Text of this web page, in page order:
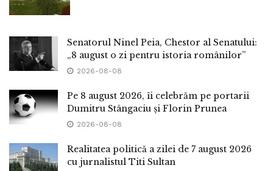
Senatorul Ninel Peia, Chestor al Senatului:
„8 august o zi pentru istoria românilor”
2026-08-08
Pe 8 august 2026, îi celebrăm pe portarii
Dumitru Stângaciu și Florin Prunea
2026-08-08
Realitatea politică a zilei de 7 august 2026
cu jurnalistul Titi Sultan